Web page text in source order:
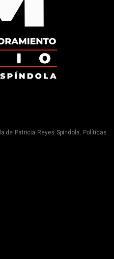
de Patricia Reyes Spíndola. Políticas